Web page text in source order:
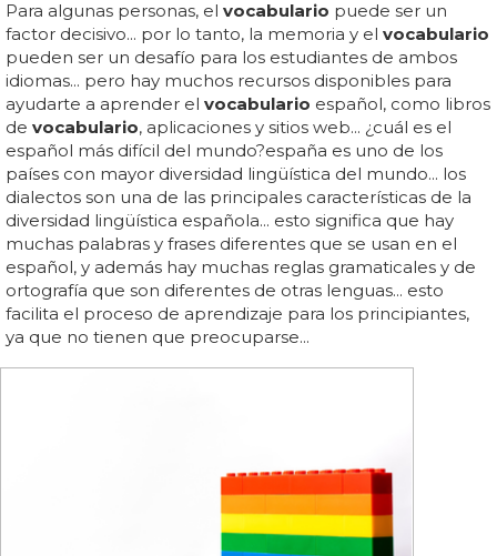
Para algunas personas, el vocabulario puede ser un
factor decisivo... por lo tanto, la memoria y el vocabulario
pueden ser un desafío para los estudiantes de ambos
idiomas... pero hay muchos recursos disponibles para
ayudarte a aprender el vocabulario español, como libros
de vocabulario, aplicaciones y sitios web... ¿cuál es el
español más difícil del mundo?españa es uno de los
países con mayor diversidad lingüística del mundo... los
dialectos son una de las principales características de la
diversidad lingüística española... esto significa que hay
muchas palabras y frases diferentes que se usan en el
español, y además hay muchas reglas gramaticales y de
ortografía que son diferentes de otras lenguas... esto
facilita el proceso de aprendizaje para los principiantes,
ya que no tienen que preocuparse...